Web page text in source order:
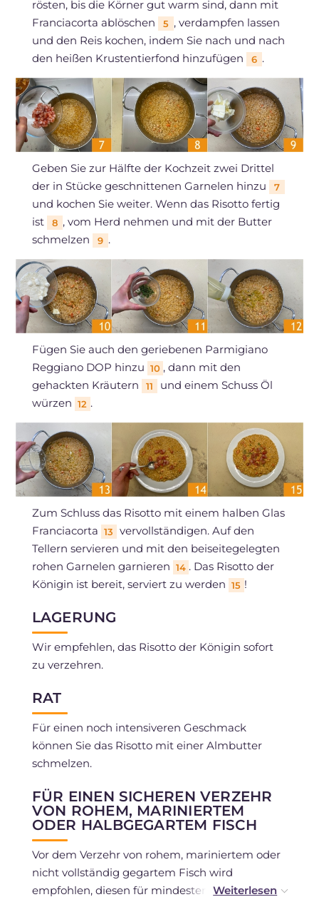
rösten, bis die Körner gut warm sind, dann mit
Franciacorta ablöschen
5 , verdampfen lassen
und den Reis kochen, indem Sie nach und nach
den heißen Krustentierfond hinzufügen
6 .
Geben Sie zur Hälfte der Kochzeit zwei Drittel
der in Stücke geschnittenen Garnelen hinzu
7
und kochen Sie weiter. Wenn das Risotto fertig
ist
8 , vom Herd nehmen und mit der Butter
schmelzen
9 .
Fügen Sie auch den geriebenen Parmigiano
Reggiano DOP hinzu 10 , dann mit den
gehackten Kräutern
11
und einem Schuss Öl
würzen 12 .
Zum Schluss das Risotto mit einem halben Glas
Franciacorta 13
vervollständigen. Auf den
Tellern servieren und mit den beiseitegelegten
rohen Garnelen garnieren 14 . Das Risotto der
Königin ist bereit, serviert zu werden 15 !
LAGERUNG
Wir empfehlen, das Risotto der Königin sofort
zu verzehren.
RAT
Für einen noch intensiveren Geschmack
können Sie das Risotto mit einer Almbutter
schmelzen.
FÜR EINEN SICHEREN VERZEHR
VON ROHEM, MARINIERTEM
ODER HALBGEGARTEM FISCH
Vor dem Verzehr von rohem, mariniertem oder
nicht vollständig gegartem Fisch wird
empfohlen, diesen für mindestens 96 Stunden